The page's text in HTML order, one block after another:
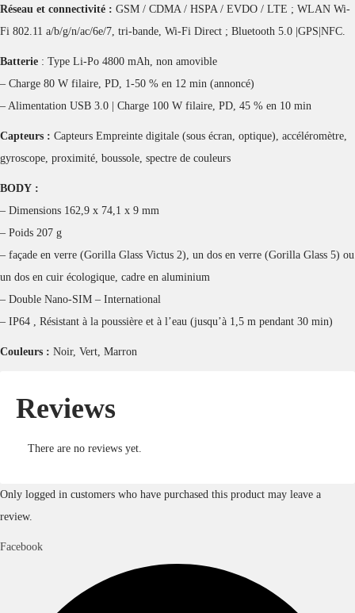
Réseau et connectivité : GSM / CDMA / HSPA / EVDO / LTE ; WLAN Wi-
Fi 802.11 a/b/g/n/ac/6e/7, tri-bande, Wi-Fi Direct ; Bluetooth 5.0 |GPS|NFC.
Batterie : Type Li-Po 4800 mAh, non amovible
– Charge 80 W filaire, PD, 1-50 % en 12 min (annoncé)
– Alimentation USB 3.0 | Charge 100 W filaire, PD, 45 % en 10 min
Capteurs : Capteurs Empreinte digitale (sous écran, optique), accéléromètre,
gyroscope, proximité, boussole, spectre de couleurs
BODY :
– Dimensions 162,9 x 74,1 x 9 mm
– Poids 207 g
– façade en verre (Gorilla Glass Victus 2), un dos en verre (Gorilla Glass 5) ou
un dos en cuir écologique, cadre en aluminium
– Double Nano-SIM – International
– IP64 , Résistant à la poussière et à l’eau (jusqu’à 1,5 m pendant 30 min)
Couleurs : Noir, Vert, Marron
Reviews
There are no reviews yet.
Only logged in customers who have purchased this product may leave a
review.
Facebook